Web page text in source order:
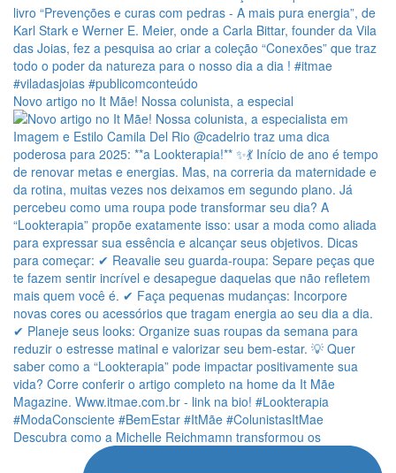
Novo artigo no It Mãe! Nossa colunista, a especial
Descubra como a Michelle Reichmamn transformou os